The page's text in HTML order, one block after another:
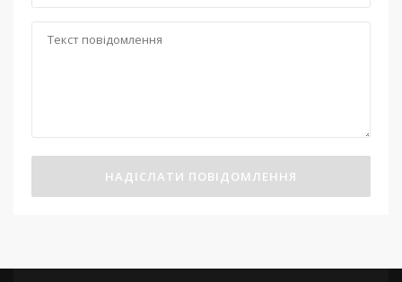
НАДІСЛАТИ ПОВІДОМЛЕННЯ